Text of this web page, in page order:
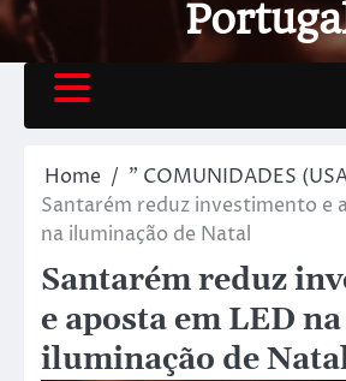
Home
" COMUNIDADES
Santarém reduz investimento e
na iluminação de Natal
Santarém reduz
e aposta em LED na
iluminação de